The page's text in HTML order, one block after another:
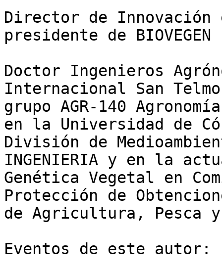
Director de Innovación
presidente de BIOVEGEN
Doctor Ingenieros
Internacional San
grupo AGR-140
en la Universidad de
División de
INGENIERIA y en la
Genética Vegetal en
Protección de
de Agricultura, Pesca
Eventos de este autor: